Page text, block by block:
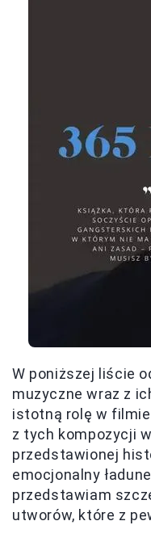
W poniższej liście
muzyczne wraz z
istotną rolę w filmie
z tych kompozycji
przedstawionej
emocjonalny
przedstawiam
utworów, które z